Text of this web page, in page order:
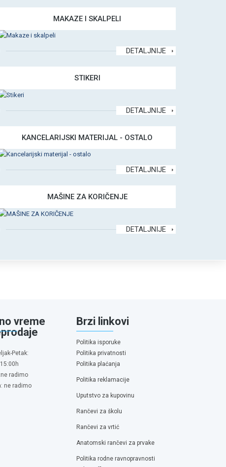
MAKAZE I SKALPELI
DETALJNIJE
STIKERI
DETALJNIJE
KANCELARIJSKI MATERIJAL - OSTALO
DETALJNIJE
MAŠINE ZA KORIČENJE
DETALJNIJE
vreme
Petak:
radimo
ne radimo
Brzi linkovi
Politika isporuke
Politika privatnosti
Politika plaćanja
Politika reklamacije
Uputstvo za kupovinu
Rančevi za školu
Rančevi za vrtić
Anatomski rančevi za prvake
Politika rodne ravnopravnosti